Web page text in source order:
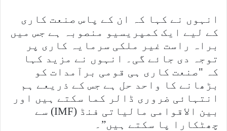
انہوں نے کہا کہ ان کے پاس صنعت کاری
کے لیے ایک کمپریسیو منصوبہ ہے جس میں
براہ راست غیر ملکی سرمایہ کاری پر
توجہ دی جائے گی۔ انہوں نے مزید کہا
کہ "صنعت کاری ہی قومی برآمدات کو
بڑھانے کا واحد حل ہے جس کے ذریعے ہم
انتہائی ضروری ڈالر کما سکتے ہیں اور
بین الاقوامی مالیاتی فنڈ (IMF) سے
چھٹکارا پا سکتے ہیں”۔